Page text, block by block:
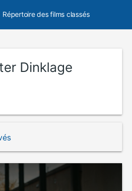
Répertoire des films classés
Dinklage